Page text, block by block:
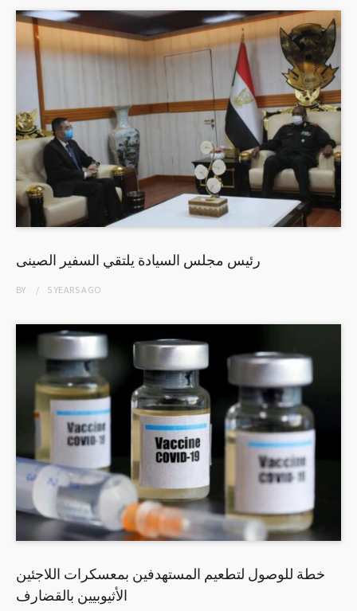
رئيس مجلس السيادة يلتقي السفير الصينى
BY 5 YEARSAGO
خطة للوصول لتطعيم المستهدفين بمعسكرات اللاجئين
الأثيوبيين بالقضارف